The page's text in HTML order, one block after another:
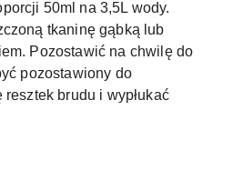
50ml na 3,5L wody.
tkaninę gąbką lub
Pozostawić na chwilę do
pozostawiony do
brudu i wypłukać